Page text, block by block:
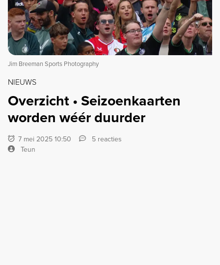
Jim Breeman Sports Photography
NIEUWS
Overzicht • Seizoenkaarten
worden wéér duurder
7 mei 2025 10:50
5 reacties
Teun